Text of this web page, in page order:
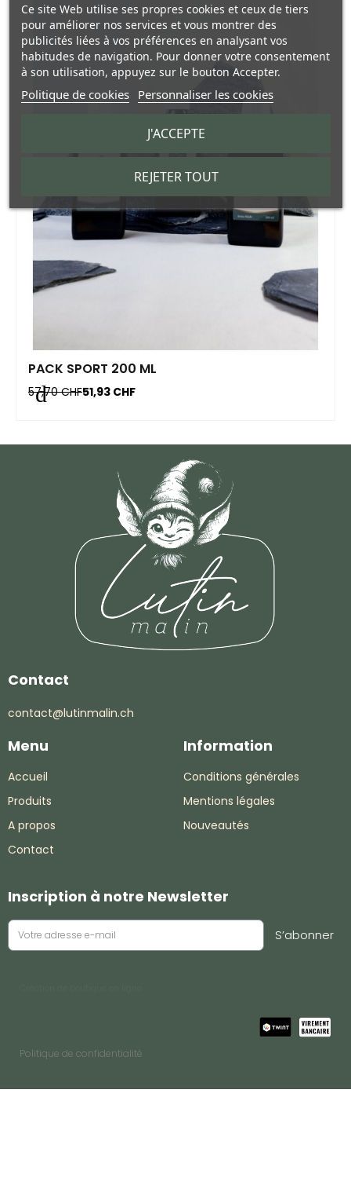
PACK SPORT 200 ML
57,70 CHF51,93 CHF
Contact
contact@lutinmalin.ch
Menu
Accueil
Produits
A propos
Contact
Information
Conditions générales
Mentions légales
Nouveautés
Inscription à notre Newsletter
S’abonner
Politique de confidentialité
Ce site Web utilise ses propres cookies et ceux de tiers
pour améliorer nos services et vous montrer des
publicités liées à vos préférences en analysant vos
habitudes de navigation. Pour donner votre consentement
à son utilisation, appuyez sur le bouton Accepter.
Politique de cookies Personnaliser les cookies
REJETER TOUT
J'ACCEPTE